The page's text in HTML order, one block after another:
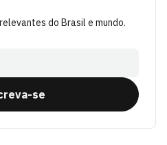
do Brasil e mundo.
se